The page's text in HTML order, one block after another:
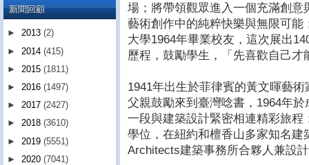
場；將帶領觀眾進入一個充滿創
藝術創作中的純粹快樂與無限可
大學1964年畢業校友，這次展出
歷程，鼓勵學生，「先喜歡自己
1941年出生於菲律賓的黃文暉藝
父親鼓勵來到臺灣唸書，1964年
一段與建築設計緊密相連精彩旅
學位，在紐約和檀香山多家知名
Architects建築事務所合夥人兼設
新聞回顧
► 2013 (2)
► 2014 (415)
► 2015 (1811)
► 2016 (1497)
► 2017 (2427)
► 2018 (3610)
► 2019 (5551)
► 2020 (7041)